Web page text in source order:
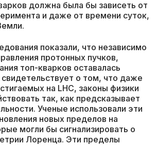
должна была бы зависеть от
и даже от времени суток,
показали, что независимо
протонных пучков,
топ-кварков оставалась
о том, что даже
на LHC, законы физики
так, как предсказывает
Ученые использовали эти
новых пределов на
могли бы сигнализировать о
Лоренца. Эти пределы